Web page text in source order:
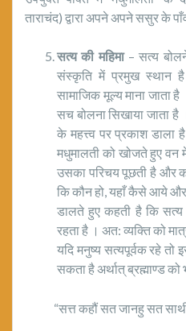
ताराचंद) द्वारा अपने अपने ससुर के
सत्य की महिमा– सत्य
संस्कृति में प्रमुख स्थान
सामाजिक मूल्य माना जाता
सच बोलना सिखाया जाता
के महत्त्व पर प्रकाश
मधुमालती को खोजते हुए वन
उसका परिचय पूछती है और
कि कौन हो, यहाँ कैसे आये और
डालते हुए कहती है कि सत्य
रहता है । अत: व्यक्ति को
यदि मनुष्य सत्यपूर्वक रहे तो
सकता है अर्थात् ब्रह्माण्ड
“सत्त कहौं सत जानहु सत